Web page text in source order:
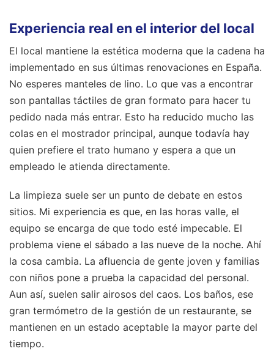
Experiencia real en el interior del local
El local mantiene la estética moderna que la cadena ha
implementado en sus últimas renovaciones en España.
No esperes manteles de lino. Lo que vas a encontrar
son pantallas táctiles de gran formato para hacer tu
pedido nada más entrar. Esto ha reducido mucho las
colas en el mostrador principal, aunque todavía hay
quien prefiere el trato humano y espera a que un
empleado le atienda directamente.
La limpieza suele ser un punto de debate en estos
sitios. Mi experiencia es que, en las horas valle, el
equipo se encarga de que todo esté impecable. El
problema viene el sábado a las nueve de la noche. Ahí
la cosa cambia. La afluencia de gente joven y familias
con niños pone a prueba la capacidad del personal.
Aun así, suelen salir airosos del caos. Los baños, ese
gran termómetro de la gestión de un restaurante, se
mantienen en un estado aceptable la mayor parte del
tiempo.